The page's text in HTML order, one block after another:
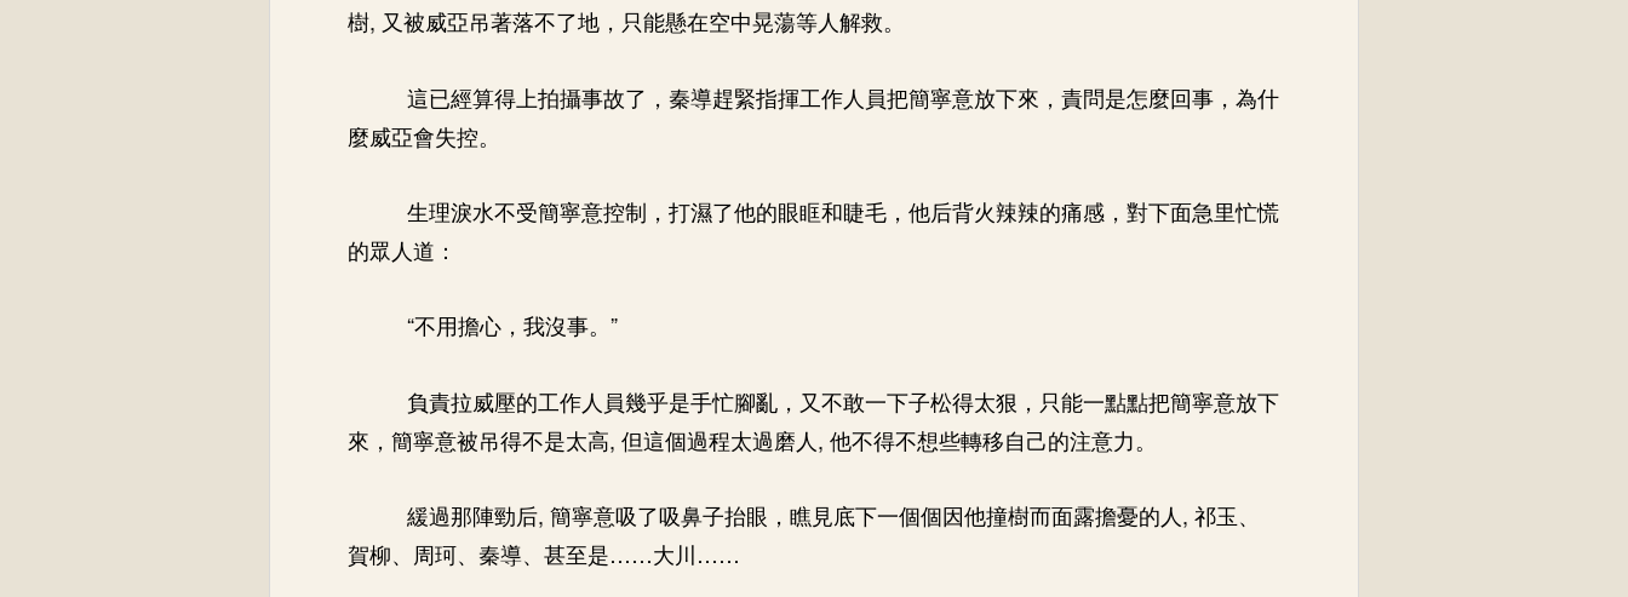
樹, 又被威亞吊著落不了地，只能懸在空中晃蕩等人解救。
這已經算得上拍攝事故了，秦導趕緊指揮工作人員把簡寧意放下來，責問是怎麼回事，為什
麼威亞會失控。
生理淚水不受簡寧意控制，打濕了他的眼眶和睫毛，他后背火辣辣的痛感，對下面急里忙慌
的眾人道：
“不用擔心，我沒事。”
負責拉威壓的工作人員幾乎是手忙腳亂，又不敢一下子松得太狠，只能一點點把簡寧意放下
來，簡寧意被吊得不是太高, 但這個過程太過磨人, 他不得不想些轉移自己的注意力。
緩過那陣勁后, 簡寧意吸了吸鼻子抬眼，瞧見底下一個個因他撞樹而面露擔憂的人, 祁玉、
賀柳、周珂、秦導、甚至是……大川……